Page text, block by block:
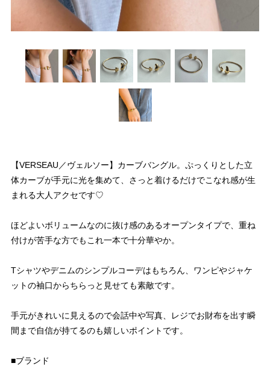
【VERSEAU／ヴェルソー】カーブバングル。ぷっくりとした立
体カーブが手元に光を集めて、さっと着けるだけでこなれ感が生
まれる大人アクセです♡
ほどよいボリュームなのに抜け感のあるオープンタイプで、重ね
付けが苦手な方でもこれ一本で十分華やか。
Tシャツやデニムのシンプルコーデはもちろん、ワンピやジャケ
ットの袖口からちらっと見せても素敵です。
手元がきれいに見えるので会話中や写真、レジでお財布を出す瞬
間まで自信が持てるのも嬉しいポイントです。
■ブランド